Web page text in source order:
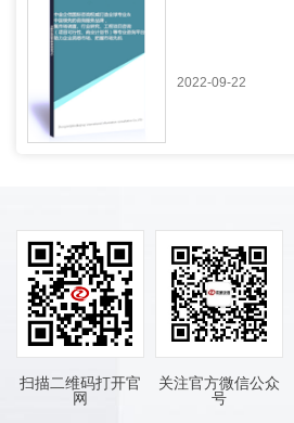
2022-09-22
扫描二维码打开官
网
关注官方微信公众
号